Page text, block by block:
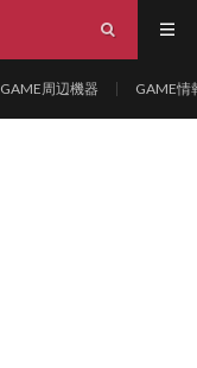
GAME周辺機器 GAME情